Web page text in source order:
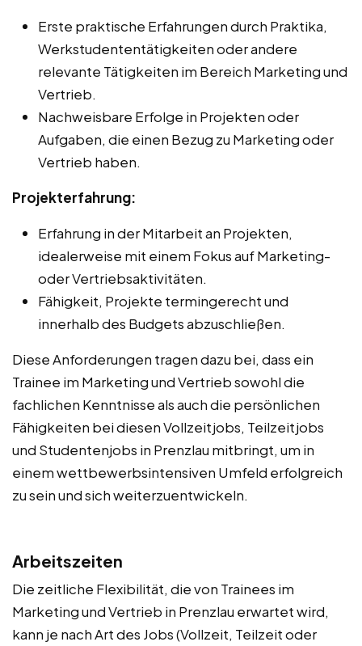
Erste praktische Erfahrungen durch Praktika,
Werkstudententätigkeiten oder andere
relevante Tätigkeiten im Bereich Marketing und
Vertrieb.
Nachweisbare Erfolge in Projekten oder
Aufgaben, die einen Bezug zu Marketing oder
Vertrieb haben.
Projekterfahrung:
Erfahrung in der Mitarbeit an Projekten,
idealerweise mit einem Fokus auf Marketing-
oder Vertriebsaktivitäten.
Fähigkeit, Projekte termingerecht und
innerhalb des Budgets abzuschließen.
Diese Anforderungen tragen dazu bei, dass ein
Trainee im Marketing und Vertrieb sowohl die
fachlichen Kenntnisse als auch die persönlichen
Fähigkeiten bei diesen Vollzeitjobs, Teilzeitjobs
und Studentenjobs in Prenzlau mitbringt, um in
einem wettbewerbsintensiven Umfeld erfolgreich
zu sein und sich weiterzuentwickeln.
Arbeitszeiten
Die zeitliche Flexibilität, die von Trainees im
Marketing und Vertrieb in Prenzlau erwartet wird,
kann je nach Art des Jobs (Vollzeit, Teilzeit oder